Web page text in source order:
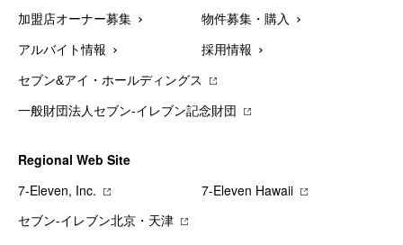
加盟店オーナー募集 物件募集・購入
アルバイト情報 採用情報
セブン&アイ・ホールディングス
一般財団法人セブン-イレブン記念財団
Regional Web Site
7‐Eleven, Inc.
7‐Eleven Hawaii
セブン‐イレブン北京・天津